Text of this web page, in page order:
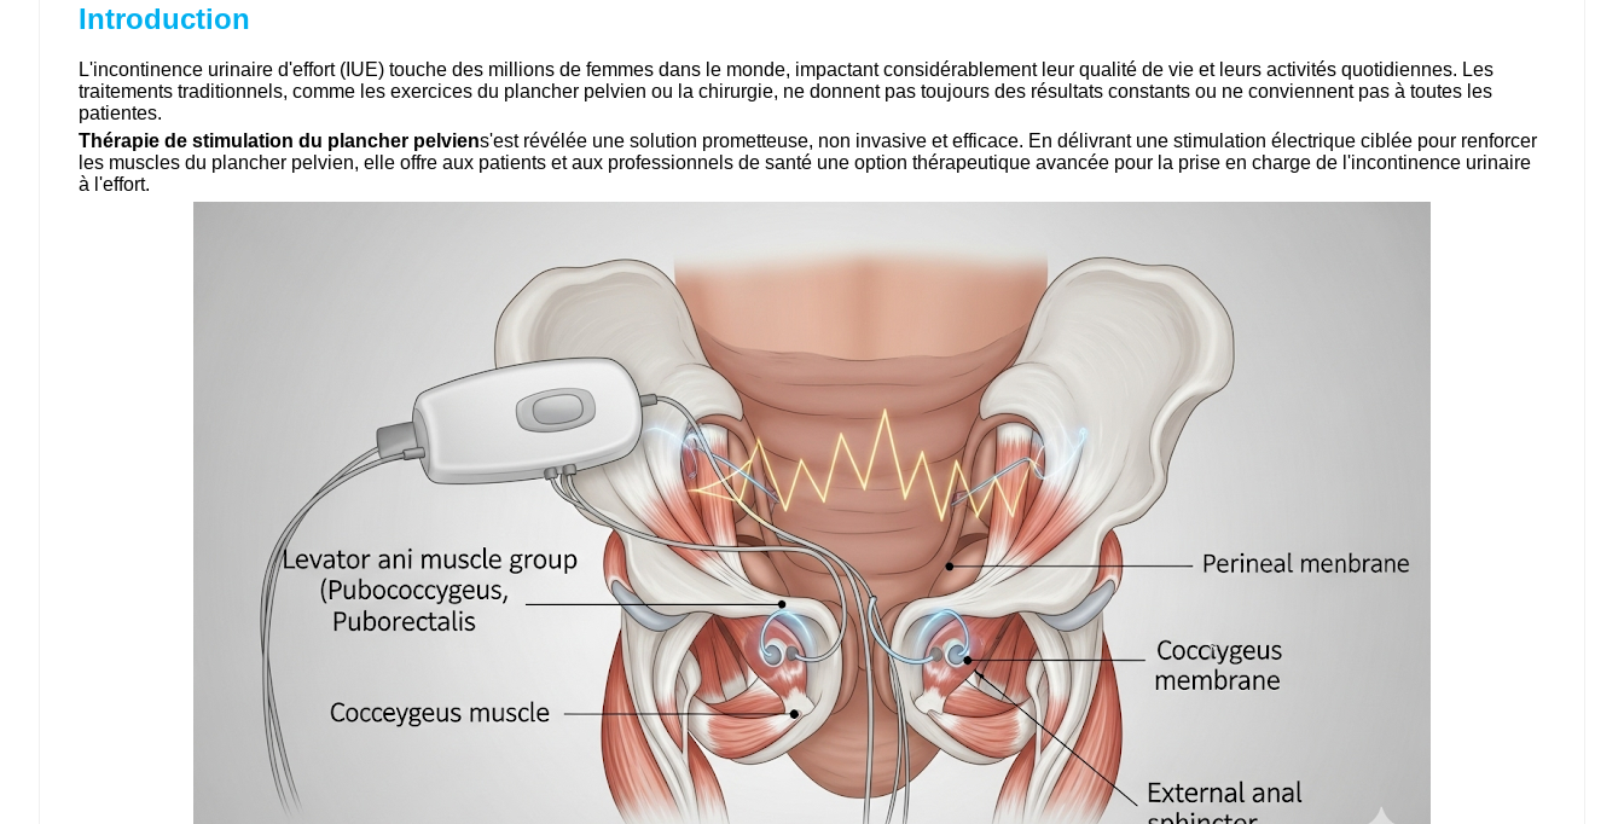
Introduction
L'incontinence urinaire d'effort (IUE) touche des millions de femmes dans le monde, impactant considérablement leur qualité de vie et leurs activités quotidiennes. Les
traitements traditionnels, comme les exercices du plancher pelvien ou la chirurgie, ne donnent pas toujours des résultats constants ou ne conviennent pas à toutes les
patientes.
Thérapie de stimulation du plancher pelviens'est révélée une solution prometteuse, non invasive et efficace. En délivrant une stimulation électrique ciblée pour renforcer
les muscles du plancher pelvien, elle offre aux patients et aux professionnels de santé une option thérapeutique avancée pour la prise en charge de l'incontinence urinaire
à l'effort.